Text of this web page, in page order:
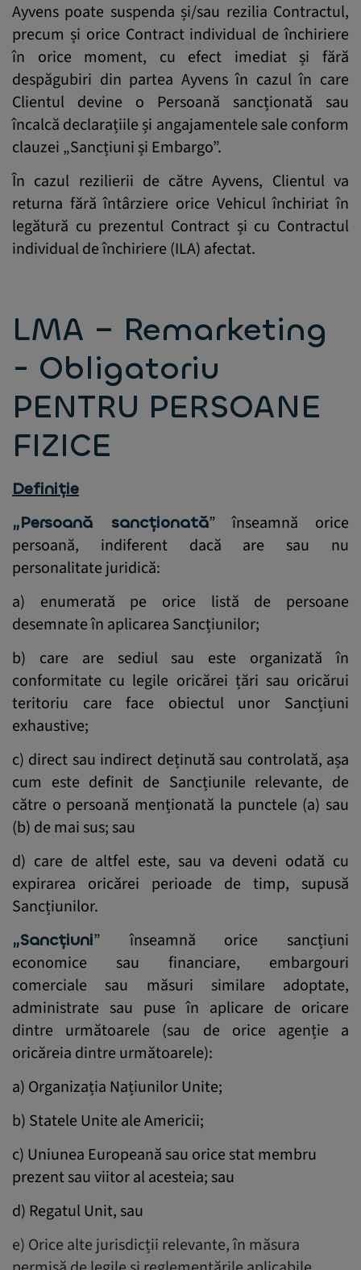
Ayvens poate suspenda și/sau rezilia Contractul,
precum și orice Contract individual de închiriere
în orice moment, cu efect imediat și fără
despăgubiri din partea Ayvens în cazul în care
Clientul devine o Persoană sancționată sau
încalcă declarațiile și angajamentele sale conform
clauzei „Sancțiuni și Embargo”.
În cazul rezilierii de către Ayvens, Clientul va
returna fără întârziere orice Vehicul închiriat în
legătură cu prezentul Contract și cu Contractul
individual de închiriere (ILA) afectat.
LMA – Remarketing
- Obligatoriu
PENTRU PERSOANE
FIZICE
Definiție
„Persoană sancționată” înseamnă orice
persoană, indiferent dacă are sau nu
personalitate juridică:
a) enumerată pe orice listă de persoane
desemnate în aplicarea Sancțiunilor;
b) care are sediul sau este organizată în
conformitate cu legile oricărei țări sau oricărui
teritoriu care face obiectul unor Sancțiuni
exhaustive;
c) direct sau indirect deținută sau controlată, așa
cum este definit de Sancțiunile relevante, de
către o persoană menționată la punctele (a) sau
(b) de mai sus; sau
d) care de altfel este, sau va deveni odată cu
expirarea oricărei perioade de timp, supusă
Sancțiunilor.
„Sancțiuni” înseamnă orice sancțiuni
economice sau financiare, embargouri
comerciale sau măsuri similare adoptate,
administrate sau puse în aplicare de oricare
dintre următoarele (sau de orice agenție a
oricăreia dintre următoarele):
a) Organizația Națiunilor Unite;
b) Statele Unite ale Americii;
c) Uniunea Europeană sau orice stat membru
prezent sau viitor al acesteia; sau
d) Regatul Unit, sau
e) Orice alte jurisdicții relevante, în măsura